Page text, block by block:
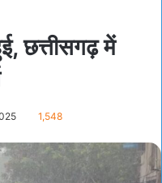
छत्तीसगढ़ में
1,548